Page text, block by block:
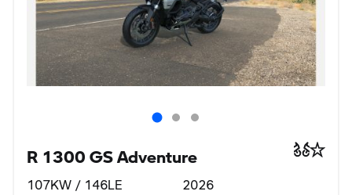
R 1300 GS Adventure
107KW / 146LE
2026